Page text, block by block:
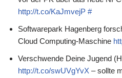
http://t.co/KaJmvejP #
Softwarepark Hagenberg
Cloud Computing-Maschine
Verschwende Deine Jugend
http://t.co/swUVgYvX – sollte